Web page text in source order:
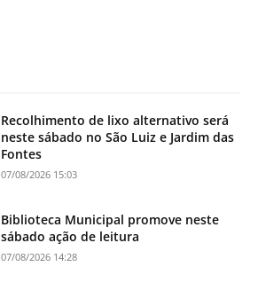
Recolhimento de lixo alternativo será
neste sábado no São Luiz e Jardim das
Fontes
07/08/2026 15:03
Biblioteca Municipal promove neste
sábado ação de leitura
07/08/2026 14:28